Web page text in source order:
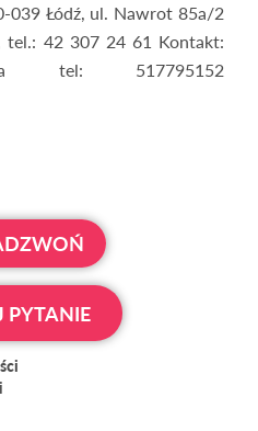
039 Łódź, ul. Nawrot 85a/2
tel.: 42 307 24 61 Kontakt:
tel: 517795152
PYTANIE